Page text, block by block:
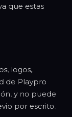
que estas
logos,
de Playpro
y no puede
por escrito.